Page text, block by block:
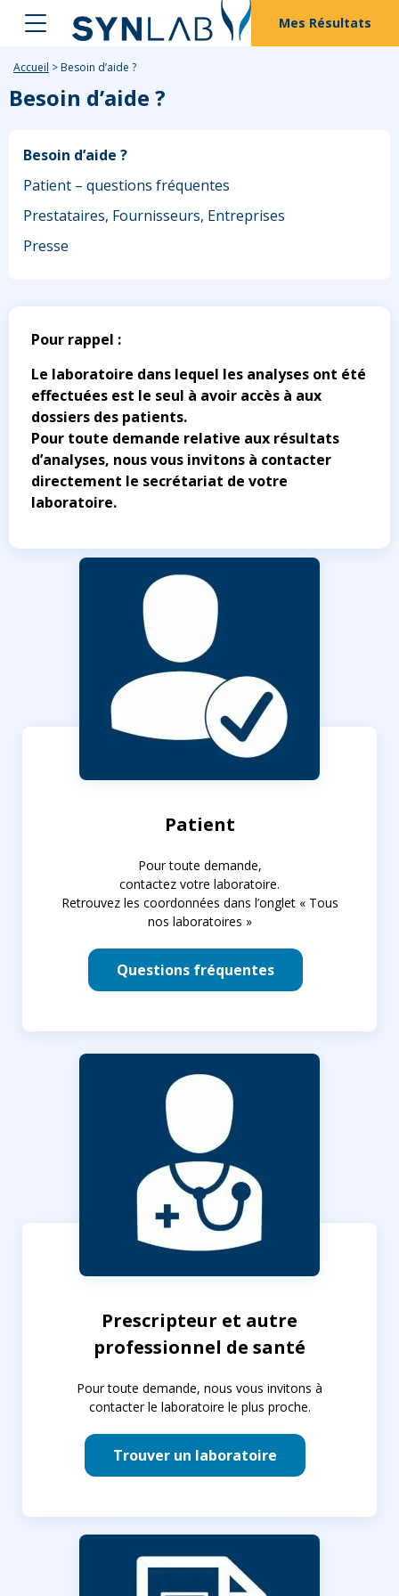
Mes Résultats
Accueil > Besoin d’aide ?
Besoin d’aide ?
Besoin d’aide ?
Patient – questions fréquentes
Prestataires, Fournisseurs, Entreprises
Presse
Pour rappel :
Le laboratoire dans lequel les analyses ont été
effectuées est le seul à avoir accès à aux
dossiers des patients.
Pour toute demande relative aux résultats
d’analyses, nous vous invitons à contacter
directement le secrétariat de votre
laboratoire.
Patient
Pour toute demande,
contactez votre laboratoire.
Retrouvez les coordonnées dans l’onglet « Tous
nos laboratoires »
Questions fréquentes
Prescripteur et autre
professionnel de santé
Pour toute demande, nous vous invitons à
contacter le laboratoire le plus proche.
Trouver un laboratoire